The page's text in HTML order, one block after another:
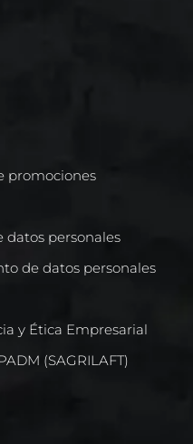
promociones
personales
de datos personales
y Ética Empresarial
(SAGRILAFT)